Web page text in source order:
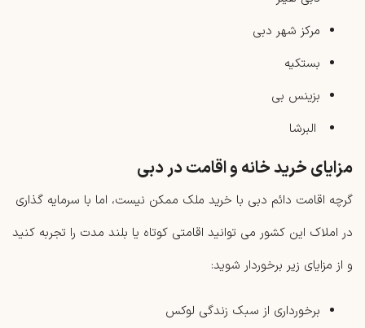
مرکز شهر دبی
بستکیه
بزینس بی
البرشا
مزایای خرید خانه و اقامت در دبی
گرچه اقامت دائم دبی با خرید ملک ممکن نیست، اما با سرمایه گذاری
در املاک این کشور می توانید اقامتی کوتاه یا بلند مدت را تجربه کنید
و از مزایای زیر برخوردار شوید:
برخورداری از سبک زندگی لوکس